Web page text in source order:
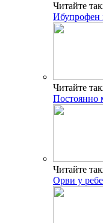
Читайте
Ибупрофен
Читайте
Постоянно
Читайте
Орви у